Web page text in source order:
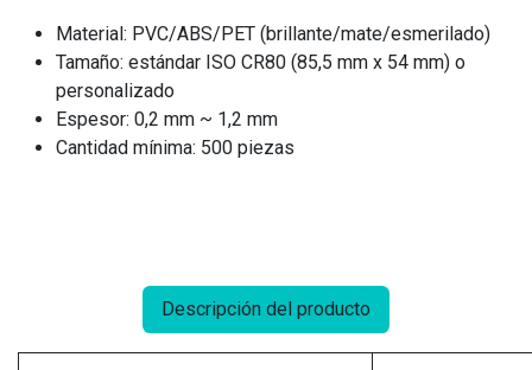
Material: PVC/ABS/PET (brillante/mate/esmerilado)
Tamaño: estándar ISO CR80 (85,5 mm x 54 mm) o
personalizado
Espesor: 0,2 mm ~ 1,2 mm
Cantidad mínima: 500 piezas
Descripción del producto